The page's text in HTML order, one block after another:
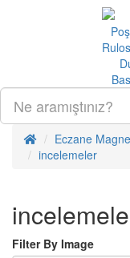
Eczane
incelemeler
Filter By Image